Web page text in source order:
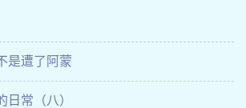
是遭了阿蒙
日常（八）